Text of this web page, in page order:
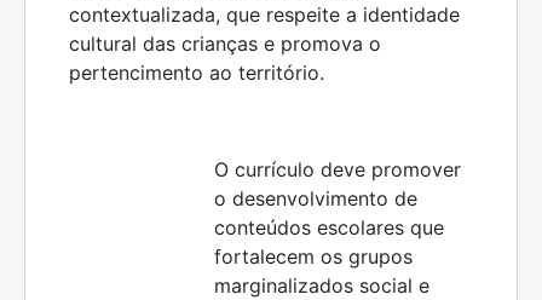
contextualizada, que respeite a identidade
cultural das crianças e promova o
pertencimento ao território.
O currículo deve promover
o desenvolvimento de
conteúdos escolares que
fortalecem os grupos
marginalizados social e